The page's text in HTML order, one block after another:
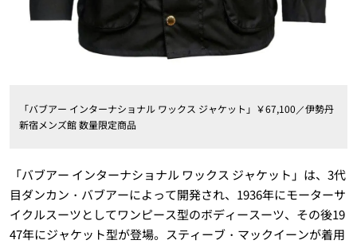
「バブアー インターナショナル ワックス ジャケット」￥67,100／伊勢丹
新宿メンズ館 数量限定商品
「バブアー インターナショナル ワックス ジャケット」は、3代
目ダンカン・バブアーによって開発され、1936年にモーターサ
イクルスーツとしてワンピース型のボディースーツ、その後19
47年にジャケット型が登場。スティーブ・マックイーンが着用